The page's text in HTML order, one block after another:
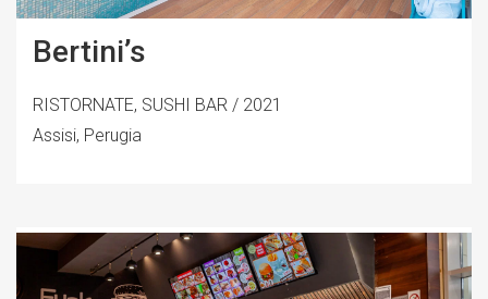
Bertini’s
RISTORNATE, SUSHI BAR / 2021
Assisi, Perugia